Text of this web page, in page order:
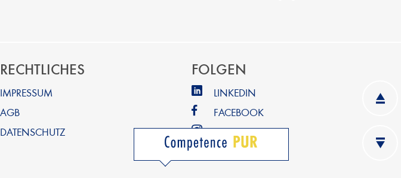
RECHTLICHES
IMPRESSUM
AGB
DATENSCHUTZ
FOLGEN
LINKEDIN
FACEBOOK
INSTAGRAM
YOUTUBE